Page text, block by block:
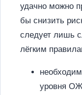
удачно можно
бы снизить
следует лишь
лёгким
уровня